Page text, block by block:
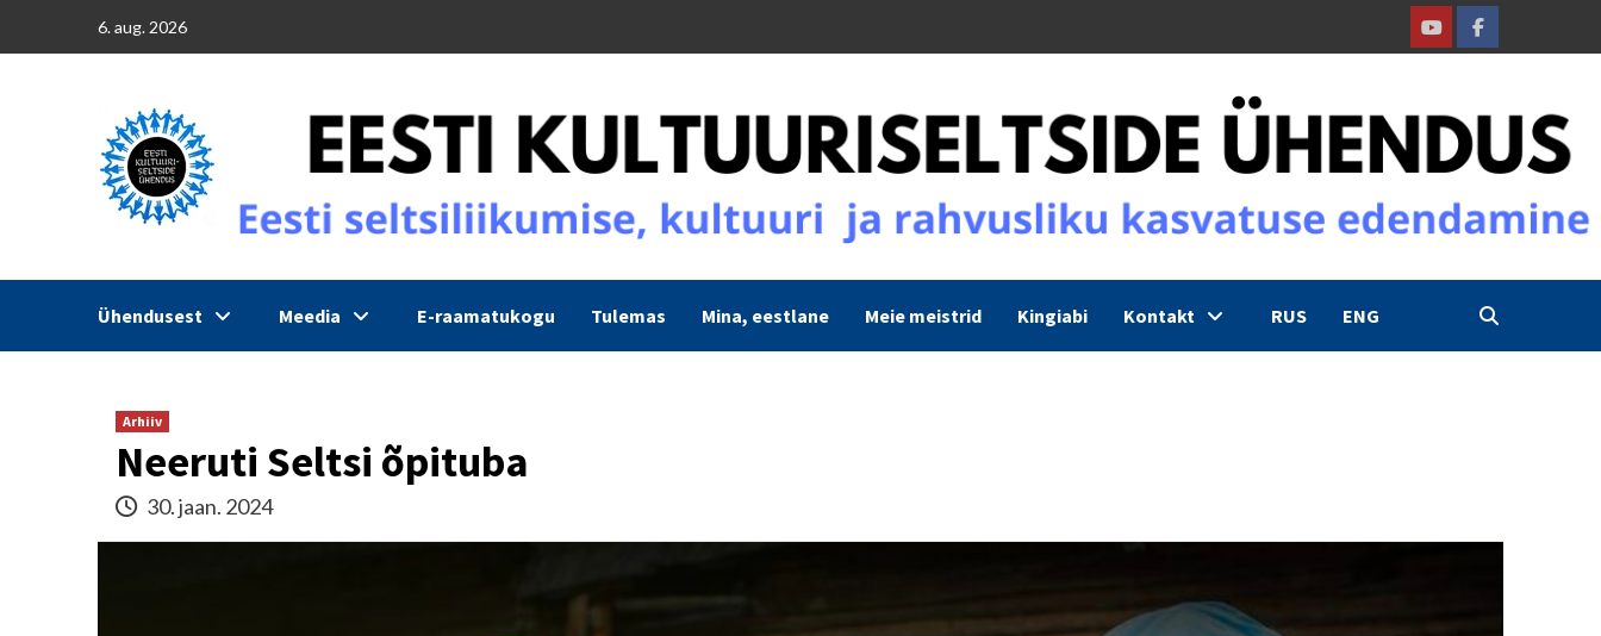
6. aug. 2026
YoutubeFacebook
Ühendusest Meedia E-raamatukogu Tulemas Mina, eestlane Meie meistrid Kingiabi Kontakt RUS ENG
Arhiiv
Neeruti Seltsi õpituba
30. jaan. 2024